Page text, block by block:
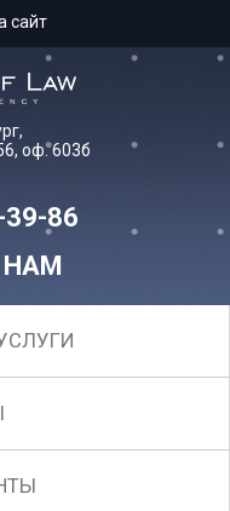
сайт
оф. 603б
39-86
НАМ